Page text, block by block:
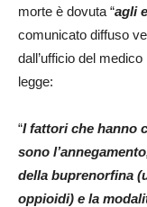
morte è dovuta “agli
comunicato diffuso
dall’ufficio del
legge:
“I fattori che hanno
sono
della buprenorfina
oppioidi) e la